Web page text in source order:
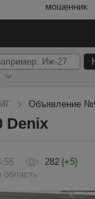
мошенник
Объявление
Denix
282 (+5)